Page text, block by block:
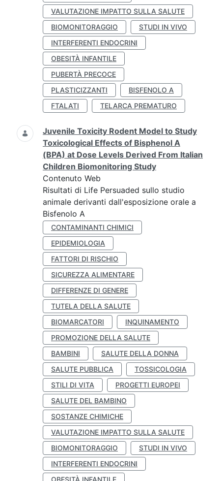
VALUTAZIONE IMPATTO SULLA SALUTE
BIOMONITORAGGIO
STUDI IN VIVO
INTERFERENTI ENDOCRINI
OBESITÀ INFANTILE
PUBERTÀ PRECOCE
PLASTICIZZANTI
BISFENOLO A
FTALATI
TELARCA PREMATURO
Juvenile Toxicity Rodent Model to Study
Toxicological Effects of Bisphenol A
(BPA) at Dose Levels Derived From Italian
Children Biomonitoring Study
Contenuto Web
Risultati di Life Persuaded sullo studio
animale derivanti dall'esposizione orale a
Bisfenolo A
CONTAMINANTI CHIMICI
EPIDEMIOLOGIA
FATTORI DI RISCHIO
SICUREZZA ALIMENTARE
DIFFERENZE DI GENERE
TUTELA DELLA SALUTE
BIOMARCATORI
INQUINAMENTO
PROMOZIONE DELLA SALUTE
BAMBINI
SALUTE DELLA DONNA
SALUTE PUBBLICA
TOSSICOLOGIA
STILI DI VITA
PROGETTI EUROPEI
SALUTE DEL BAMBINO
SOSTANZE CHIMICHE
VALUTAZIONE IMPATTO SULLA SALUTE
BIOMONITORAGGIO
STUDI IN VIVO
INTERFERENTI ENDOCRINI
OBESITÀ INFANTILE